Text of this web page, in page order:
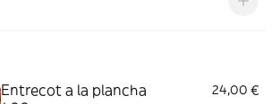
Entrecot a la plancha
24,00 €